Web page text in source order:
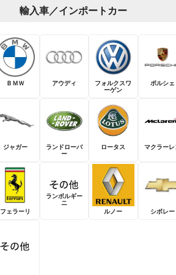
輸入車／インポートカー
ＢＭＷ アウディ
フォルクスワ
ーゲン
ポルシェ
ジャガー
ランドローバ
ー
ロータス マクラーレ
フェラーリ
ランボルギー
ニ
ルノー
シボレー